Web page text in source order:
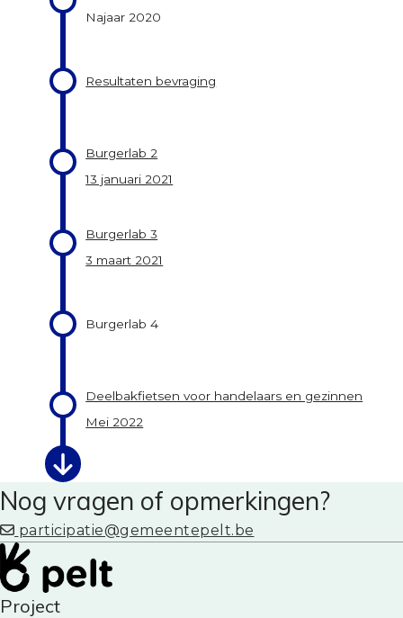
Najaar 2020
Resultaten bevraging
Burgerlab 2
13 januari 2021
Burgerlab 3
3 maart 2021
Burgerlab 4
Deelbakfietsen voor handelaars en gezinnen
Mei 2022
Nog vragen of opmerkingen?
participatie@gemeentepelt.be
Project